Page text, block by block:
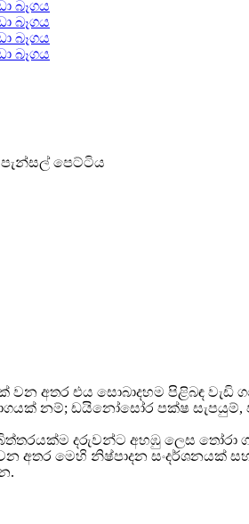
පැන්සල් පෙට්ටිය
අතර එය සොබාදහම පිළිබඳ වැඩි
නම්; ඩයිනෝසෝර පක්ෂ සැපයුම්,
දරුවන්ට අහඹු ලෙස තෝරා
අතර මෙහි නිෂ්පාදන සංදර්ශනයක්